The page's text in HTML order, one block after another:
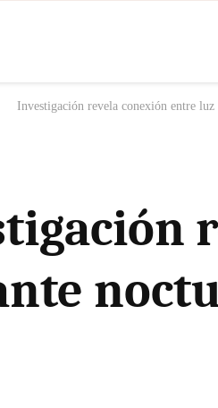
Investigación revela conexión entre